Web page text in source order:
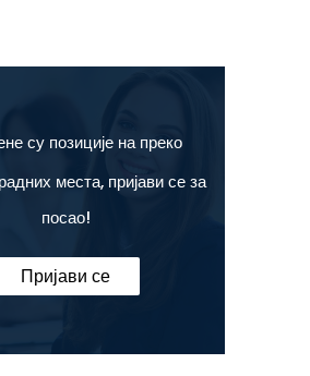
су позиције на преко
радних места, пријави се за
посао!
Пријави се